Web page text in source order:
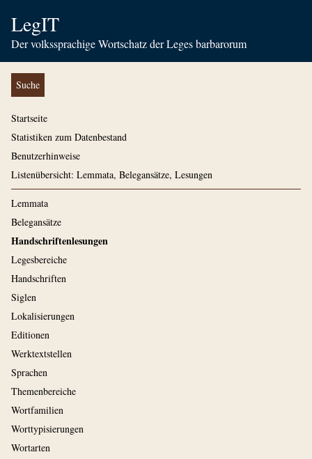
LegIT
Der volkssprachige Wortschatz der Leges barbarorum
Suche
Startseite
Statistiken zum Datenbestand
Benutzerhinweise
Listenübersicht: Lemmata, Belegansätze, Lesungen
Lemmata
Belegansätze
Handschriftenlesungen
Legesbereiche
Handschriften
Siglen
Lokalisierungen
Editionen
Werktextstellen
Sprachen
Themenbereiche
Wortfamilien
Worttypisierungen
Wortarten